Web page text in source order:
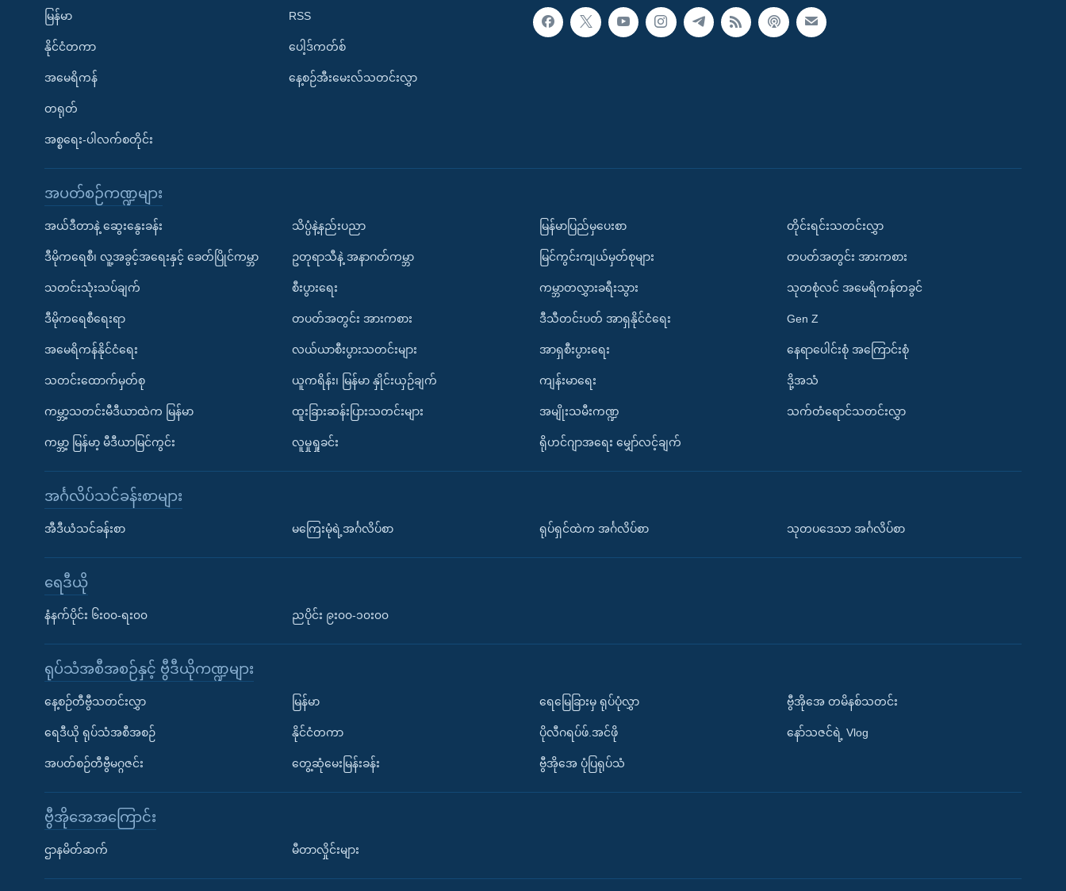
မြန်မာ
နိုင်ငံတကာ
အမေရိကန်
တရုတ်
အစ္စရေး-ပါလက်စတိုင်း
RSS
ပေါ့ဒ်ကတ်စ်
နေ့စဉ်အီးမေးလ်သတင်းလွှာ
အပတ်စဉ်ကဏ္ဍများ
အယ်ဒီတာနဲ့ ဆွေးနွေးခန်း
ဒီမိုကရေစီ၊ လူ့အခွင့်အရေးနှင့် ခေတ်ပြိုင်ကမ္ဘာ
သတင်းသုံးသပ်ချက်
ဒီမိုကရေစီရေးရာ
အမေရိကန်နိုင်ငံရေး
သတင်းထောက်မှတ်စု
ကမ္ဘာ့သတင်းမီဒီယာထဲက မြန်မာ
ကမ္ဘာ့ မြန်မာ့ မီဒီယာမြင်ကွင်း
သိပ္ပံနဲ့နည်းပညာ
ဥတုရာသီနဲ့ အနာဂတ်ကမ္ဘာ
စီးပွားရေး
တပတ်အတွင်း အားကစား
လယ်ယာစီးပွားသတင်းများ
ယူကရိန်း၊ မြန်မာ နှိုင်းယှဉ်ချက်
ထူးခြားဆန်းပြားသတင်းများ
လူမှုရှုခင်း
မြန်မာပြည်မှပေးစာ
မြင်ကွင်းကျယ်မှတ်စုများ
ကမ္ဘာတလွှားခရီးသွား
ဒီသီတင်းပတ် အာရှနိုင်ငံရေး
အာရှစီးပွားရေး
ကျန်းမာရေး
အမျိုးသမီးကဏ္ဍ
ရိုဟင်ဂျာအရေး မျှော်လင့်ချက်
တိုင်းရင်းသတင်းလွှာ
တပတ်အတွင်း အားကစား
သုတစုံလင် အမေရိကန်တခွင်
Gen Z
နေရာပေါင်းစုံ အကြောင်းစုံ
ဒို့အသံ
သက်တံရောင်သတင်းလွှာ
အင်္ဂလိပ်သင်ခန်းစာများ
အီဒီယံသင်ခန်းစာ မကြေးမုံရဲ့အင်္ဂလိပ်စာ ရုပ်ရှင်ထဲက အင်္ဂလိပ်စာ သုတပဒေသာ အင်္ဂလိပ်စာ
ရေဒီယို
နံနက်ပိုင်း ၆း၀၀-ရး၀၀ ညပိုင်း ၉း၀၀-၁၀း၀၀
ရုပ်သံအစီအစဉ်နှင့် ဗွီဒီယိုကဏ္ဍများ
နေ့စဉ်တီဗွီသတင်းလွှာ
ရေဒီယို ရုပ်သံအစီအစဉ်
အပတ်စဉ်တီဗွီမဂ္ဂဇင်း
မြန်မာ
နိုင်ငံတကာ
တွေ့ဆုံမေးမြန်းခန်း
ရေမြေခြားမှ ရုပ်ပုံလွှာ
ပိုလီဂရပ်ဖ်.အင်ဖို
ဗွီအိုအေ ပုံပြရုပ်သံ
ဗွီအိုအေ တမိနစ်သတင်း
နော်သဇင်ရဲ့ Vlog
ဗွီအိုအေအကြောင်း
ဌာနမိတ်ဆက် မီတာလှိုင်းများ